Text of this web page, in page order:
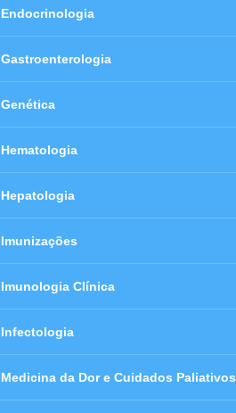
Endocrinologia
Gastroenterologia
Genética
Hematologia
Hepatologia
Imunizações
Imunologia Clínica
Infectologia
Medicina da Dor e Cuidados Paliativos